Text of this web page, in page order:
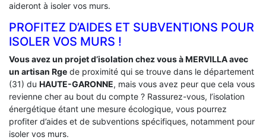
aideront à isoler vos murs.
PROFITEZ D’AIDES ET SUBVENTIONS POUR
ISOLER VOS MURS !
Vous avez un projet d’isolation chez vous à MERVILLA avec
un artisan Rge de proximité qui se trouve dans le département
(31) du HAUTE-GARONNE, mais vous avez peur que cela vous
revienne cher au bout du compte ? Rassurez-vous, l’isolation
énergétique étant une mesure écologique, vous pourrez
profiter d’aides et de subventions spécifiques, notamment pour
isoler vos murs.